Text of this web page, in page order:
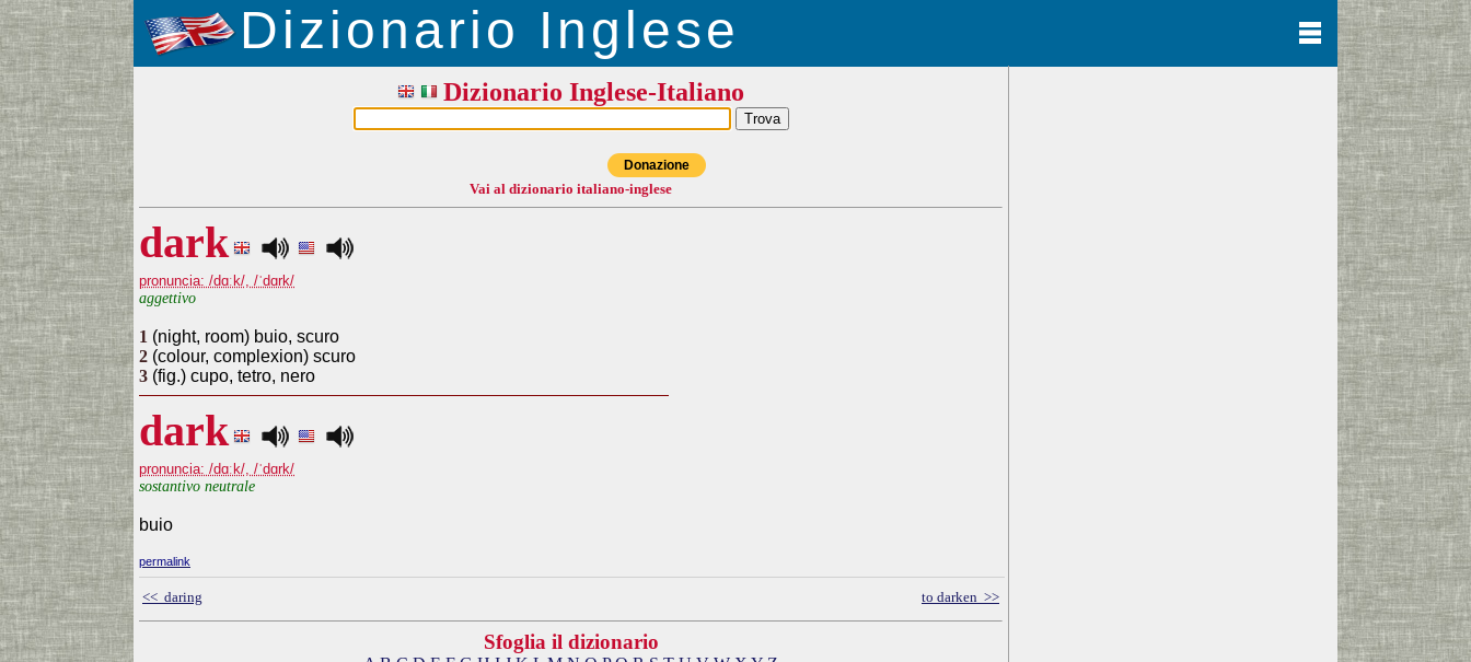
Dizionario Inglese
Dizionario Inglese-Italiano
Donazione
Vai al dizionario italiano-inglese
dark
pronuncia: /dɑːk/, /ˈdɑrk/
aggettivo
1 (night, room) buio, scuro
2 (colour, complexion) scuro
3 (fig.) cupo, tetro, nero
dark
pronuncia: /dɑːk/, /ˈdɑrk/
sostantivo neutrale
buio
permalink
<< daring to darken >>
Sfoglia il dizionario